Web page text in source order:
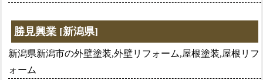
勝見興業 [新潟県]
新潟県新潟市の外壁塗装,外壁リフォーム,屋根塗装,屋根リフ
ォーム